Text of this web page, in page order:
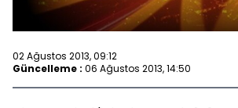
02 Ağustos 2013, 09:12
Güncelleme : 06 Ağustos 2013, 14:50